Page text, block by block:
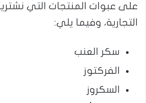
على عبوات المنتجات التي
التجارية، وفيما يلي:
سكر العنب
الفركتوز
السكروز